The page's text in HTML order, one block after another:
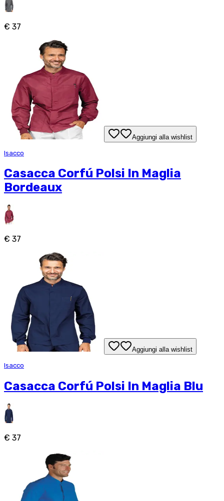
€ 37
Aggiungi alla wishlist
Isacco
Casacca Corfú Polsi In Maglia
Bordeaux
€ 37
Aggiungi alla wishlist
Isacco
Casacca Corfú Polsi In Maglia Blu
€ 37